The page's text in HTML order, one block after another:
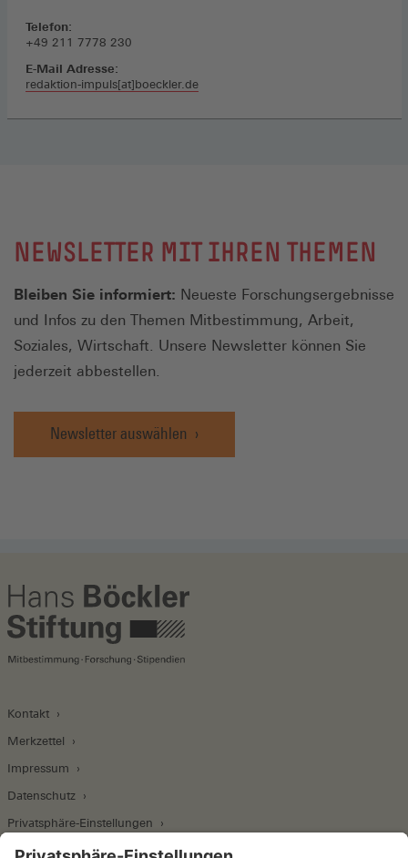
Telefon:
+49 211 7778 230
E-Mail Adresse:
redaktion-impuls[at]boeckler.de
NEWSLETTER MIT IHREN THEMEN
Bleiben Sie informiert: Neueste Forschungsergebnisse
und Infos zu den Themen Mitbestimmung, Arbeit,
Soziales, Wirtschaft. Unsere Newsletter können Sie
jederzeit abbestellen.
Newsletter auswählen
Kontakt
Merkzettel
Impressum
Datenschutz
Privatsphäre-Einstellungen